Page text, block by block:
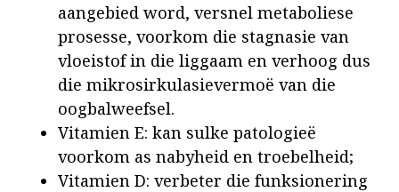
aangebied word, versnel metaboliese
prosesse, voorkom die stagnasie van
vloeistof in die liggaam en verhoog dus
die mikrosirkulasievermoë van die
oogbalweefsel.
Vitamien E: kan sulke patologieë
voorkom as nabyheid en troebelheid;
Vitamien D: verbeter die funksionering